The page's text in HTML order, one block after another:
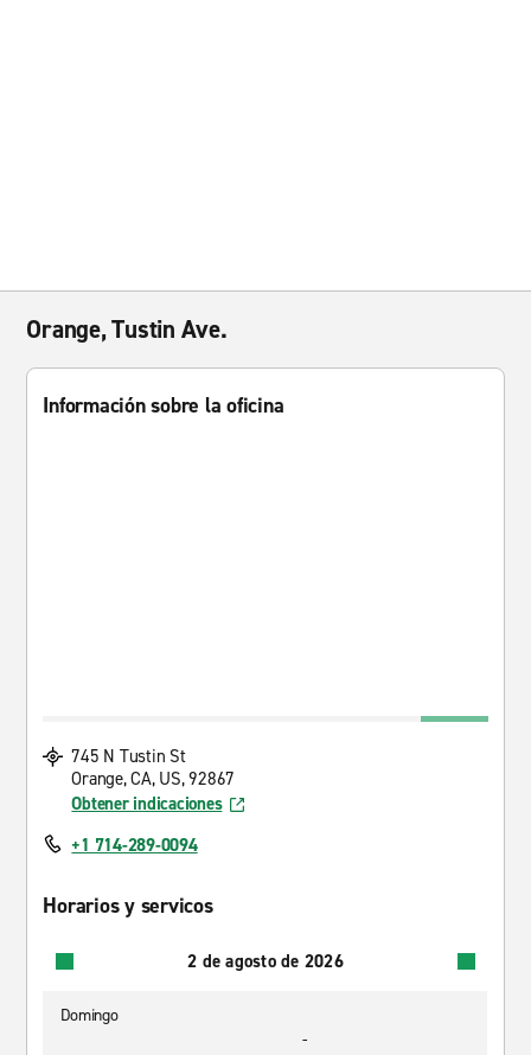
Orange, Tustin Ave.
Información sobre la oficina
745 N Tustin St
Orange, CA, US, 92867
Obtener indicaciones
+1 714-289-0094
Horarios y servicos
2 de agosto de 2026
Domingo
-